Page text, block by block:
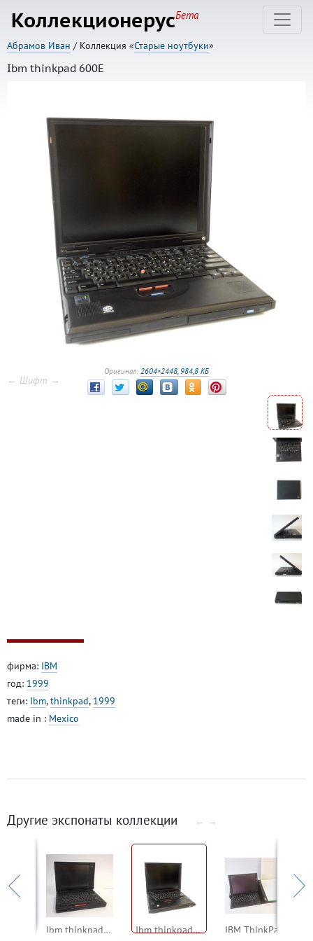
КоллекционерусБета
Абрамов Иван / Коллекция «Старые ноутбуки»
Ibm thinkpad 600E
Оригинал: 2604×2448, 984,8 КБ
← Шифт →
фирма: IBM
год: 1999
теги: Ibm,thinkpad, 1999
made in : Mexico
Другие экспонаты коллекции ← →
Ibm thinkpad 755c Ibm thinkpad 600E